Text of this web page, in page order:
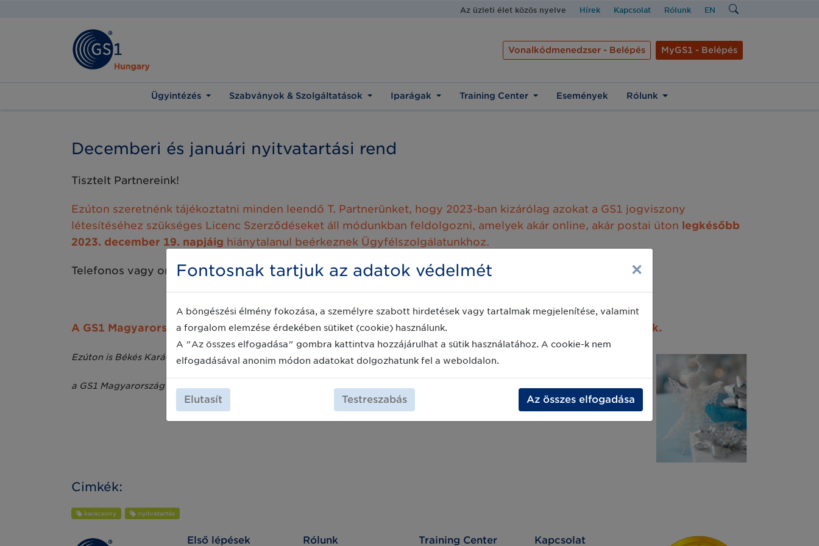
Az üzleti élet közös nyelve Hírek Kapcsolat Rólunk EN
Vonalkódmenedzser - Belépés MyGS1 - Belépés
Ügyintézés Szabványok & Szolgáltatások Iparágak Training Center Események Rólunk
Decemberi és januári nyitvatartási rend
Tisztelt Partnereink!
Ezúton szeretnénk tájékoztatni minden leendő T. Partnerünket, hogy 2023-ban kizárólag azokat a GS1 jogviszony
létesítéséhez szükséges Licenc Szerződéseket áll módunkban feldolgozni, amelyek akár online, akár postai úton legkésőbb
2023. december 19. napjáig hiánytalanul beérkeznek Ügyfélszolgálatunkhoz.
Telefonos vagy online ügyintézés utolsó napja:
A GS1 Magyarország Ügyfélszolgálata informatikai rendszer átállás miatt 2023. január 3. napjától működik.
Ezúton is Békés Karácsonyi Ünnepeket és Boldog Új Évet kíván minden kedves Partnerének
a GS1 Magyarország Ügyfélszolgálata
Cimkék:
karácsony nyitvatartás
Első lépések Rólunk Training Center Kapcsolat
Fontosnak tartjuk az adatok védelmét ×
A böngészési élmény fokozása, a személyre szabott hirdetések vagy tartalmak megjelenítése, valamint
a forgalom elemzése érdekében sütiket (cookie) használunk.
A "Az összes elfogadása" gombra kattintva hozzájárulhat a sütik használatához. A cookie-k nem
elfogadásával anonim módon adatokat dolgozhatunk fel a weboldalon.
Elutasít Testreszabás Az összes elfogadása